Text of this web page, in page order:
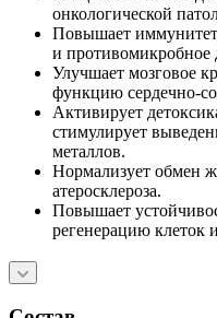
онкологической
Повышает
и противомикробное
Улучшает мозговое
функцию сердечно-
Активирует
стимулирует
металлов.
Нормализует обмен
атеросклероза.
Повышает
регенерацию клеток